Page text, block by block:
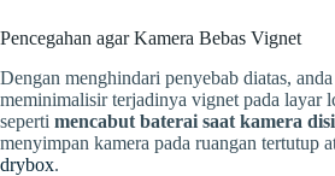
Pencegahan agar Kamera Bebas Vignet
Dengan menghindari penyebab diatas, anda
meminimalisir terjadinya vignet pada layar
seperti mencabut baterai saat kamera
menyimpan kamera pada ruangan tertutup
drybox.